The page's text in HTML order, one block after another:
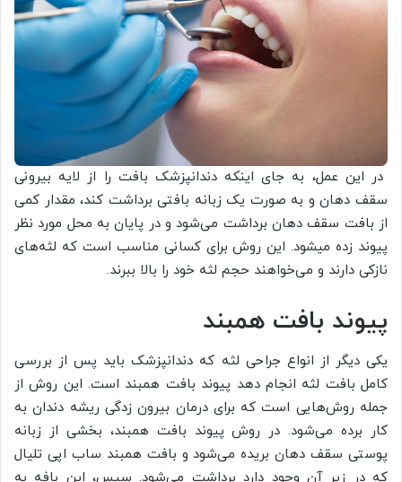
در این عمل، به جای اینکه دندانپزشک بافت را از لایه بیرونی
سقف دهان و به صورت یک زبانه بافتی برداشت کند، مقدار کمی
از بافت سقف دهان برداشت می‌شود و در پایان به محل مورد نظر
پیوند زده می‎شود. این روش برای کسانی مناسب است که لثه‌های
نازکی دارند و می‌خواهند حجم لثه خود را بالا ببرند.
پیوند بافت همبند
یکی دیگر از انواع جراحی لثه که دندانپزشک باید پس از بررسی
کامل بافت لثه انجام دهد پیوند بافت همبند است. این روش از
جمله روش‌هایی است که برای درمان بیرون زدگی ریشه دندان به
کار برده می‌شود. در روش پیوند بافت همبند، بخشی از زبانه
پوستی سقف دهان بریده می‌شود و بافت همبند ساب اپی تلیال
که در زیر آن وجود دارد برداشت می‌شود. سپس، این بافه به